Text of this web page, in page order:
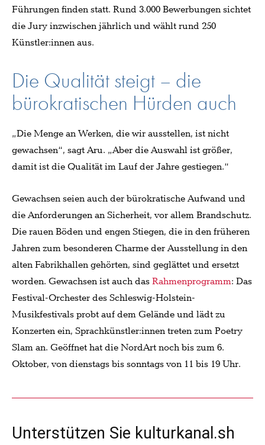
Führungen finden statt. Rund 3.000 Bewerbungen sichtet
die Jury inzwischen jährlich und wählt rund 250
Künstler:innen aus.
Die Qualität steigt – die
bürokratischen Hürden auch
„Die Menge an Werken, die wir ausstellen, ist nicht
gewachsen“, sagt Aru. „Aber die Auswahl ist größer,
damit ist die Qualität im Lauf der Jahre gestiegen.“
Gewachsen seien auch der bürokratische Aufwand und
die Anforderungen an Sicherheit, vor allem Brandschutz.
Die rauen Böden und engen Stiegen, die in den früheren
Jahren zum besonderen Charme der Ausstellung in den
alten Fabrikhallen gehörten, sind geglättet und ersetzt
worden. Gewachsen ist auch dasRahmenprogramm: Das
Festival-Orchester des Schleswig-Holstein-
Musikfestivals probt auf dem Gelände und lädt zu
Konzerten ein, Sprachkünstler:innen treten zum Poetry
Slam an. Geöffnet hat die NordArt noch bis zum 6.
Oktober, von dienstags bis sonntags von 11 bis 19 Uhr.
Unterstützen Sie kulturkanal.sh